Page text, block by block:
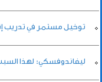
توخيل مستمر في تدريب
ليفاندوفسكي: لهذا